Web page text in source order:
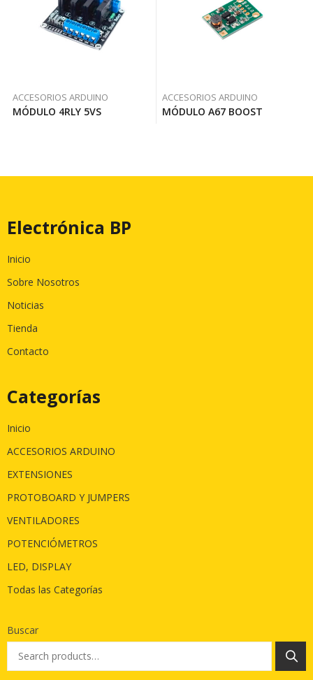
ACCESORIOS ARDUINO
MÓDULO 4RLY 5VS
ACCESORIOS ARDUINO
MÓDULO A67 BOOST
Electrónica BP
Inicio
Sobre Nosotros
Noticias
Tienda
Contacto
Categorías
Inicio
ACCESORIOS ARDUINO
EXTENSIONES
PROTOBOARD Y JUMPERS
VENTILADORES
POTENCIÓMETROS
LED, DISPLAY
Todas las Categorías
Buscar